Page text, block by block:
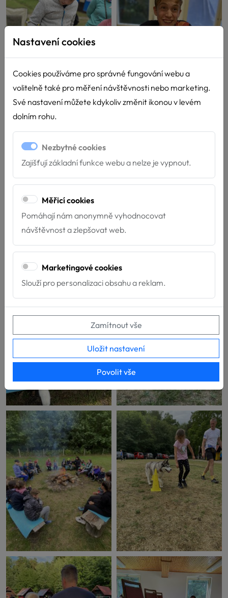
Nastavení cookies
Cookies používáme pro správné fungování webu a
volitelně také pro měření návštěvnosti nebo marketing.
Své nastavení můžete kdykoliv změnit ikonou v levém
dolním rohu.
Nezbytné cookies
Zajišťují základní funkce webu a nelze je vypnout.
Měřicí cookies
Pomáhají nám anonymně vyhodnocovat
návštěvnost a zlepšovat web.
Marketingové cookies
Slouží pro personalizaci obsahu a reklam.
Zamítnout vše
Uložit nastavení
Povolit vše